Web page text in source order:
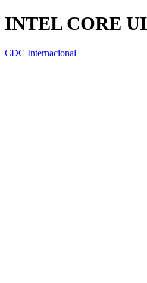
INTEL CORE
CDC Internacional